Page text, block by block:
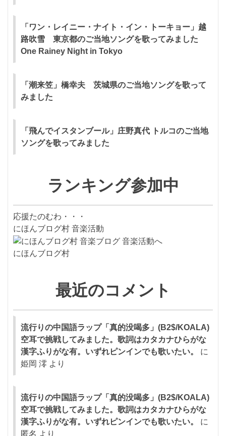
「ワン・レイニー・ナイト・イン・トーキョー」越
路吹雪 東京都のご当地ソングを歌ってみました
One Rainey Night in Tokyo
「潮来笠」橋幸夫 茨城県のご当地ソングを歌って
みました
「飛んでイスタンブール」庄野真代 トルコのご当地
ソングを歌ってみました
ランキング参加中
応援たのむわ・・・
にほんブログ村 音楽活動
にほんブログ村
最近のコメント
流行りの中国語ラップ「真的没喝多」(B2$/KOALA)
空耳で挑戦してみました。歌詞はカタカナひらがな
漢字ふりがな有。いずれピンインでも歌いたい。
に
姫岡 澪 より
流行りの中国語ラップ「真的没喝多」(B2$/KOALA)
空耳で挑戦してみました。歌詞はカタカナひらがな
漢字ふりがな有。いずれピンインでも歌いたい。
に
匿名 より